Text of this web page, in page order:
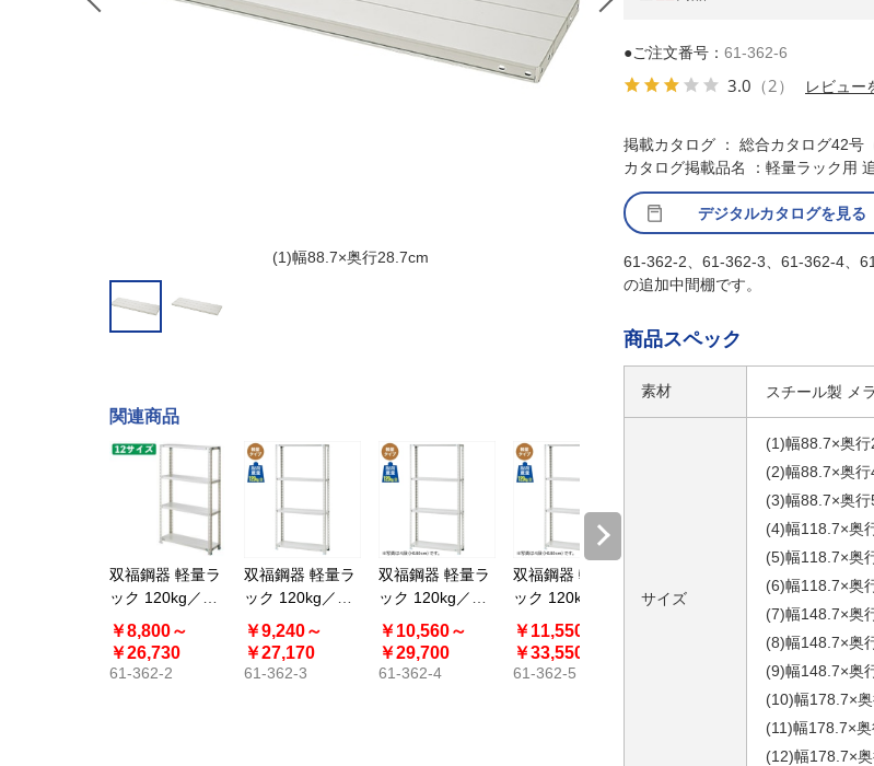
(1)幅88.7×奥行28.7cm
関連商品
双福鋼器 軽量ラ
ック 120kg／段
4段 高さ150cm
スチール製
￥8,800～
￥26,730
61-362-2
双福鋼器 軽量ラ
ック 120kg／段
4段 高さ180cm
スチール製
￥9,240～
￥27,170
61-362-3
双福鋼器 軽量ラ
ック 120kg／段
5段 高さ180cm
スチール製
￥10,560～
￥29,700
61-362-4
双福鋼器 軽量ラ
ック 120kg／段
6段 高さ210cm
スチール製
￥11,550～
￥33,550
61-362-5
●ご注文番号： 61-362-6
3.0 （2） レビュー
掲載カタログ ： 総合カタログ42号
デジタルカタログを見る
カタログ掲載品名 ：軽量ラック用
61-362-2、61-362-3、61-362-4、
の追加中間棚です。
商品スペック
素材 スチール製 メ
サイズ
(1)幅88.7×奥
(2)幅88.7×奥
(3)幅88.7×奥
(4)幅118.7×奥
(5)幅118.7×奥
(6)幅118.7×奥
(7)幅148.7×奥
(8)幅148.7×奥
(9)幅148.7×奥
(10)幅178.7×
(11)幅178.7×
(12)幅178.7×